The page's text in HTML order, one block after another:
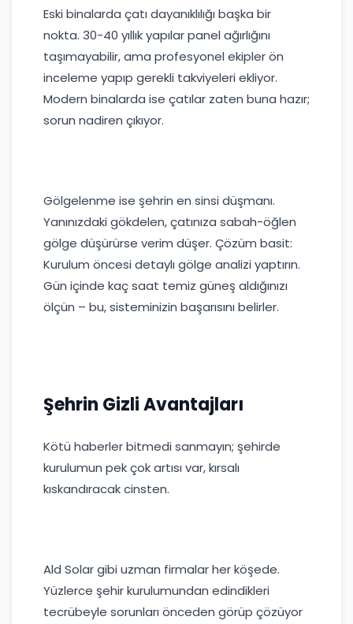
Eski binalarda çatı dayanıklılığı başka bir
nokta. 30-40 yıllık yapılar panel ağırlığını
taşımayabilir, ama profesyonel ekipler ön
inceleme yapıp gerekli takviyeleri ekliyor.
Modern binalarda ise çatılar zaten buna hazır;
sorun nadiren çıkıyor.
Gölgelenme ise şehrin en sinsi düşmanı.
Yanınızdaki gökdelen, çatınıza sabah-öğlen
gölge düşürürse verim düşer. Çözüm basit:
Kurulum öncesi detaylı gölge analizi yaptırın.
Gün içinde kaç saat temiz güneş aldığınızı
ölçün – bu, sisteminizin başarısını belirler.
Şehrin Gizli Avantajları
Kötü haberler bitmedi sanmayın; şehirde
kurulumun pek çok artısı var, kırsalı
kıskandıracak cinsten.
Ald Solar gibi uzman firmalar her köşede.
Yüzlerce şehir kurulumundan edindikleri
tecrübeyle sorunları önceden görüp çözüyor